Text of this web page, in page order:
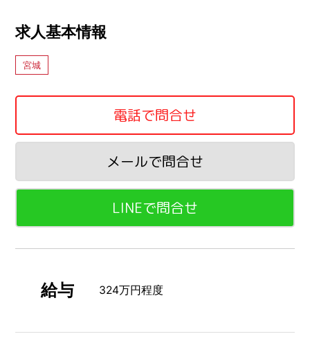
求人基本情報
宮城
電話で問合せ
メールで問合せ
LINEで問合せ
給与 324万円程度